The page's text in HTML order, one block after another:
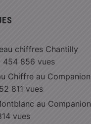
chiffres Chantilly
454 856 vues
Chiffre au Companion
811 vues
au Companion
vues